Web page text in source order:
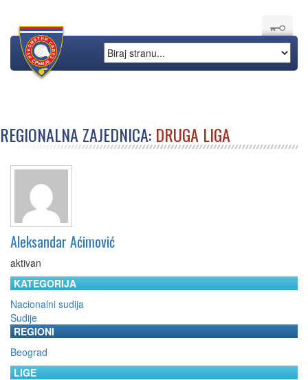
REGIONALNA ZAJEDNICA: DRUGA LIGA
Aleksandar Aćimović
aktivan
KATEGORIJA
Nacionalni sudija
Sudije
REGIONI
Beograd
LIGE